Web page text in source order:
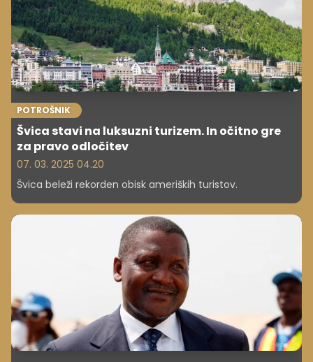
POTROŠNIK
Švica stavi na luksuzni turizem. In očitno gre
za pravo odločitev
07. 03. 2025 04.20
Švica beleži rekorden obisk ameriških turistov.